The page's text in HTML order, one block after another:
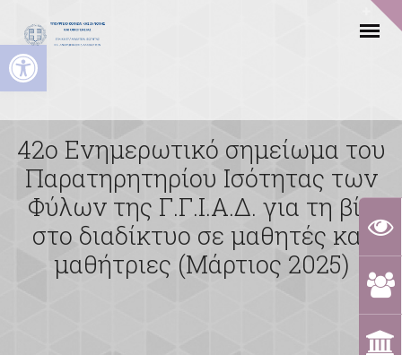
Ανοίξτε τη γραμμή εργαλείων
42ο Ενημερωτικό σημείωμα του
Παρατηρητηρίου Ισότητας των
Φύλων της Γ.Γ.Ι.Α.Δ. για τη βία
στο διαδίκτυο σε μαθητές και
μαθήτριες (Μάρτιος 2025)